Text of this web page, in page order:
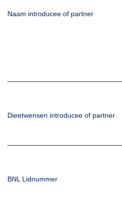
Naam introducee of partner
Dieetwensen introducee of partner
BNL Lidnummer